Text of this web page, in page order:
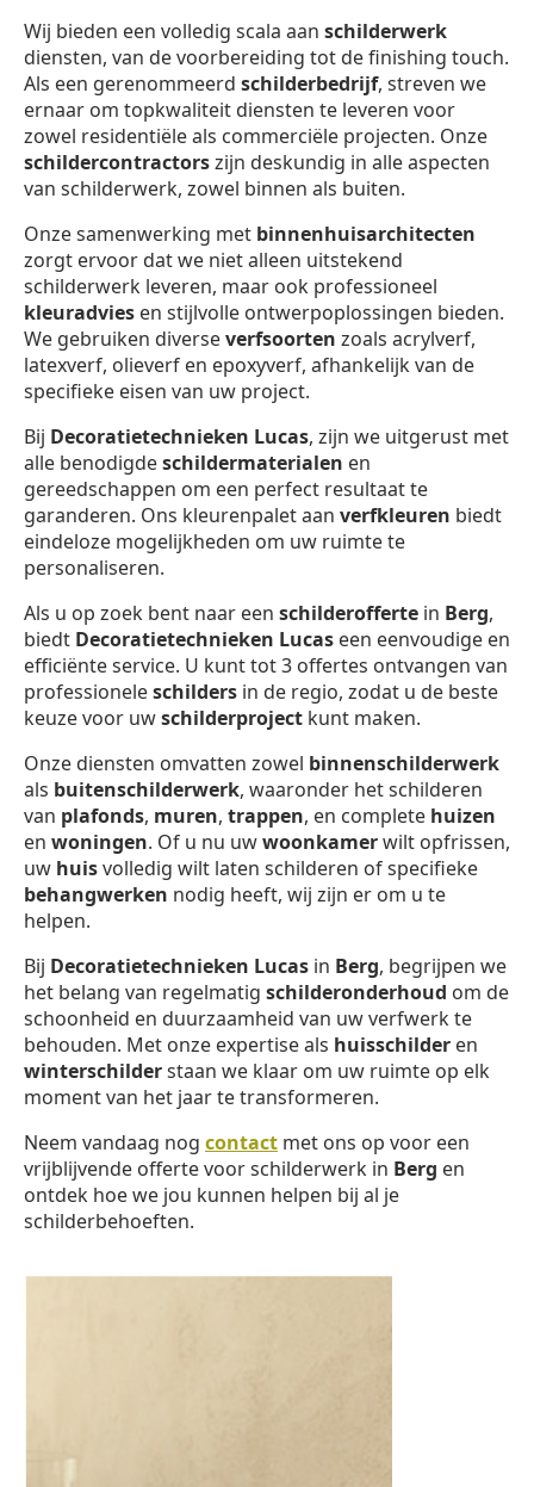
Wij bieden een volledig scala aan schilderwerk
diensten, van de voorbereiding tot de finishing touch.
Als een gerenommeerd schilderbedrijf, streven we
ernaar om topkwaliteit diensten te leveren voor
zowel residentiële als commerciële projecten. Onze
schildercontractorszijn deskundig in alle aspecten
van schilderwerk, zowel binnen als buiten.
Onze samenwerking met binnenhuisarchitecten
zorgt ervoor dat we niet alleen uitstekend
schilderwerk leveren, maar ook professioneel
kleuradvies en stijlvolle ontwerpoplossingen bieden.
We gebruiken diverseverfsoorten zoals acrylverf,
latexverf, olieverf en epoxyverf, afhankelijk van de
specifieke eisen van uw project.
Bij Decoratietechnieken Lucas, zijn we uitgerust met
alle benodigdeschildermaterialen en
gereedschappen om een perfect resultaat te
garanderen. Ons kleurenpalet aan verfkleuren biedt
eindeloze mogelijkheden om uw ruimte te
personaliseren.
Als u op zoek bent naar een schilderofferte in Berg,
biedt Decoratietechnieken Lucas een eenvoudige en
efficiënte service. U kunt tot 3 offertes ontvangen van
professioneleschilders in de regio, zodat u de beste
keuze voor uwschilderproject kunt maken.
Onze diensten omvatten zowel binnenschilderwerk
als buitenschilderwerk, waaronder het schilderen
van plafonds, muren, trappen, en complete huizen
en woningen. Of u nu uwwoonkamerwilt opfrissen,
uw huisvolledig wilt laten schilderen of specifieke
behangwerken nodig heeft, wij zijn er om u te
helpen.
Bij Decoratietechnieken Lucas in Berg, begrijpen we
het belang van regelmatig schilderonderhoud om de
schoonheid en duurzaamheid van uw verfwerk te
behouden. Met onze expertise als huisschilder en
winterschilderstaan we klaar om uw ruimte op elk
moment van het jaar te transformeren.
Neem vandaag nog contact met ons op voor een
vrijblijvende offerte voor schilderwerk in Berg en
ontdek hoe we jou kunnen helpen bij al je
schilderbehoeften.